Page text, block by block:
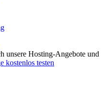
unsere Hosting-Angebote und
kostenlos testen